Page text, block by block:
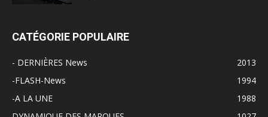
CATÉGORIE POPULAIRE
- DERNIÈRES News
2013
-FLASH-News
1994
-A LA UNE
1988